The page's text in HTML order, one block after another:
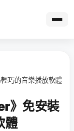
巧的音樂播放軟體
》免安裝
體